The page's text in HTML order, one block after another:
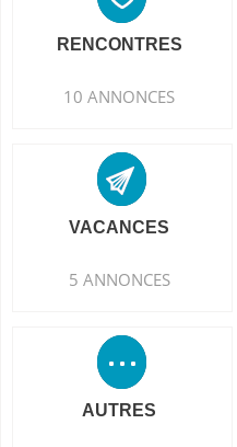
RENCONTRES
10 ANNONCES
VACANCES
5 ANNONCES
AUTRES